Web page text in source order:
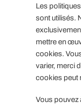
Les
sont utilisés.
mettre en
cookies.
varier, merci
cookies peut
Vous pouvez